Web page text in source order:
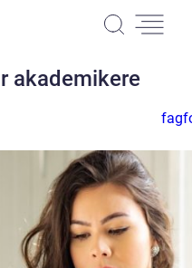
akademikere